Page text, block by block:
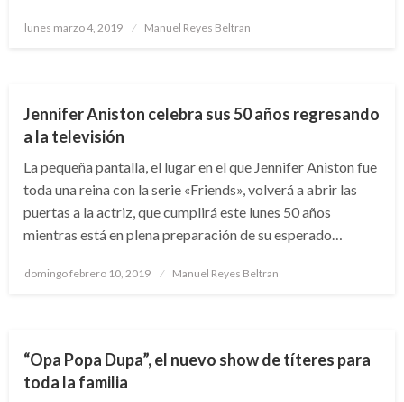
Publicado
lunes marzo 4, 2019 Manuel Reyes Beltran
Jennifer Aniston celebra sus 50 años regresando
a la televisión
La pequeña pantalla, el lugar en el que Jennifer Aniston fue
toda una reina con la serie «Friends», volverá a abrir las
puertas a la actriz, que cumplirá este lunes 50 años
mientras está en plena preparación de su esperado…
Publicado
domingo febrero 10, 2019 Manuel Reyes Beltran
“Opa Popa Dupa”, el nuevo show de títeres para
toda la familia